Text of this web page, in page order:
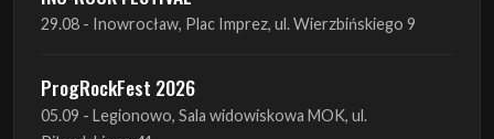
Antimatter + Sleeping Pulse
09.09 - Poznań, 2Progi